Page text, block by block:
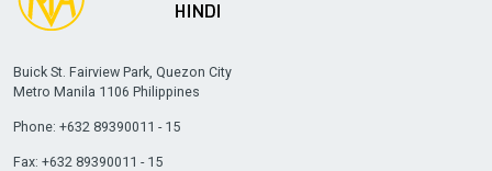
Buick St. Fairview Park, Quezon City
Metro Manila 1106 Philippines
Phone: +632 89390011 - 15
Fax: +632 89390011 - 15